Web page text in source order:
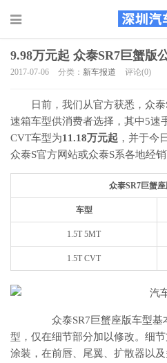
9.98万元起 众泰SR7巨蟹版
2017-07-06 分类： 新车报道 评论(0)
日前，我们从官方获悉，众
速箱车型供消费者选择，其中5速
CVT车型为11.18万元起 ，并于今
众泰S官方网站或众泰S系各地经销
众泰SR7巨蟹
车型
1.5T 5MT
1.5T CVT
众泰SR7巨蟹座版车型基
型，仅在细节部分加以修改。细
涂装，在前唇、尾翼、扩散器以